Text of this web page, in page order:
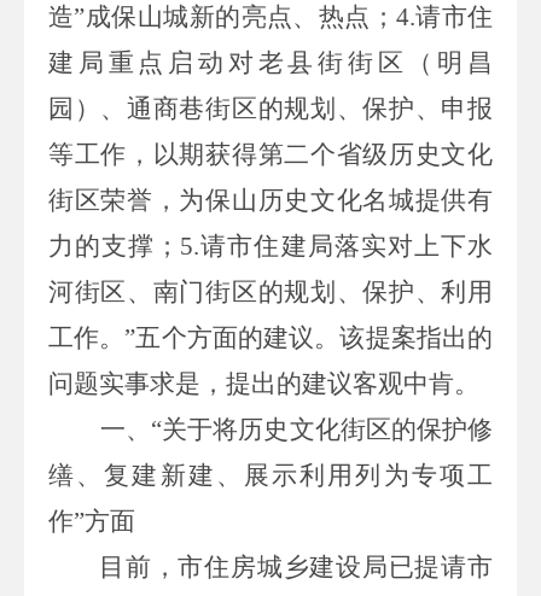
造”成保山城新的亮点、热点； 4.请市住
建局重点启动对老县街街区（明昌
园）、通商巷街区的规划、保护、申报
等工作，以期获得第二个省级历史文化
街区荣誉，为保山历史文化名城提供有
力的支撑； 5.请市住建局落实对上下水
河街区、南门街区的规划、保护、利用
工作。”五个方面的建议。该提案指出的
问题实事求是，提出的建议客观中肯。
一、“关于将历史文化街区的保护修
缮、复建新建、展示利用列为专项工
作”方面
目前，市住房城乡建设局已提请市